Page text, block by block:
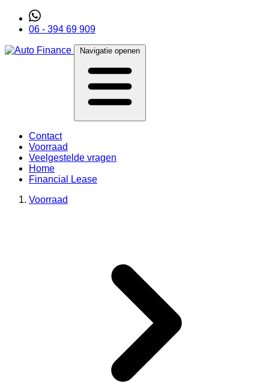
06 - 394 69 909
Navigatie openen
Contact
Voorraad
Veelgestelde vragen
Home
Financial Lease
Voorraad